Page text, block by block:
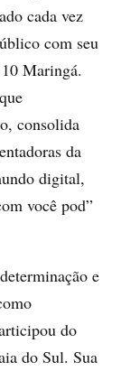
cada vez
com seu
Maringá.
consolida
da
digital,
você pod”
e
do
do Sul. Sua